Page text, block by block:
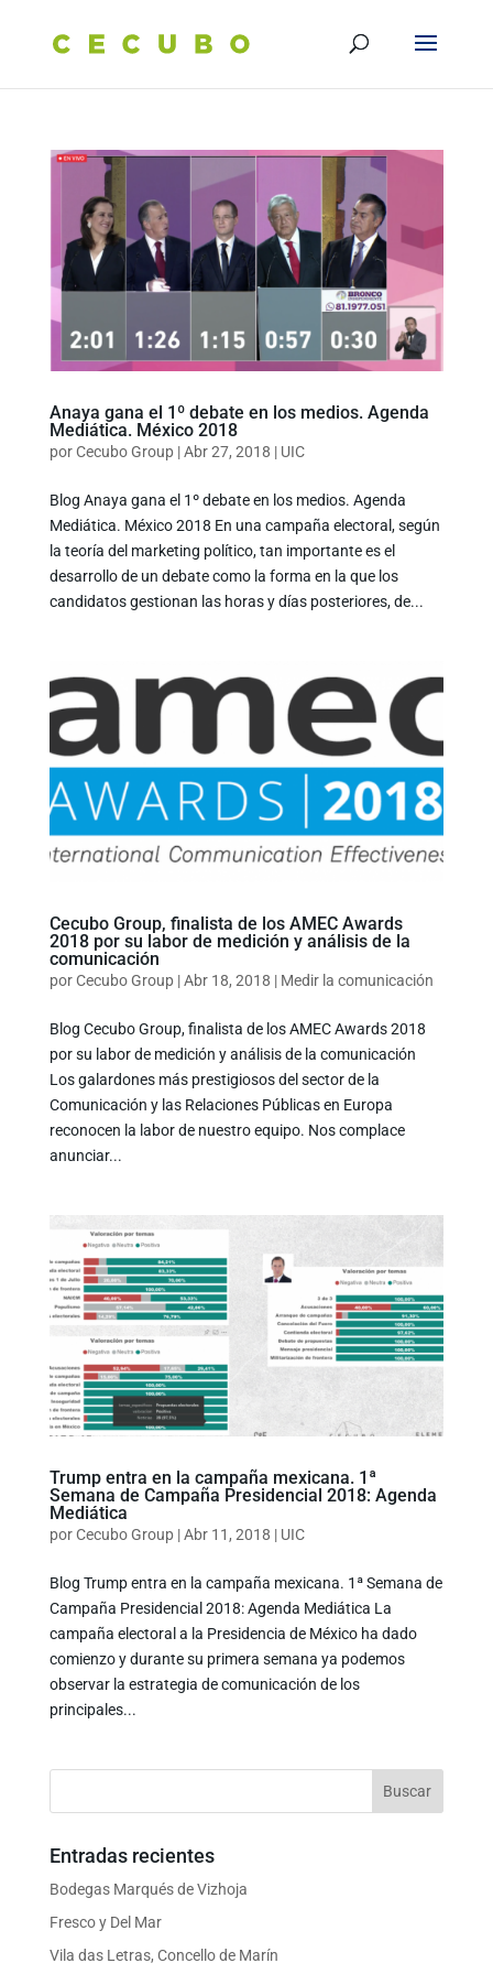
Anaya gana el 1º debate en los medios. Agenda
Mediática. México 2018
porCecubo Group|Abr 27, 2018 | UIC
Blog Anaya gana el 1º debate en los medios. Agenda
Mediática. México 2018 En una campaña electoral, según
la teoría del marketing político, tan importante es el
desarrollo de un debate como la forma en la que los
candidatos gestionan las horas y días posteriores, de...
Cecubo Group, finalista de los AMEC Awards
2018 por su labor de medición y análisis de la
comunicación
porCecubo Group|Abr 18, 2018 | Medir la comunicación
Blog Cecubo Group, finalista de los AMEC Awards 2018
por su labor de medición y análisis de la comunicación
Los galardones más prestigiosos del sector de la
Comunicación y las Relaciones Públicas en Europa
reconocen la labor de nuestro equipo. Nos complace
anunciar...
Trump entra en la campaña mexicana. 1ª
Semana de Campaña Presidencial 2018: Agenda
Mediática
porCecubo Group|Abr 11, 2018 | UIC
Blog Trump entra en la campaña mexicana. 1ª Semana de
Campaña Presidencial 2018: Agenda Mediática La
campaña electoral a la Presidencia de México ha dado
comienzo y durante su primera semana ya podemos
observar la estrategia de comunicación de los
principales...
Entradas recientes
Bodegas Marqués de Vizhoja
Fresco y Del Mar
Vila das Letras, Concello de Marín